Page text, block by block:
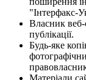
"Інтерфакс-
Власник веб-
публікації.
Будь-яке
Матеріали